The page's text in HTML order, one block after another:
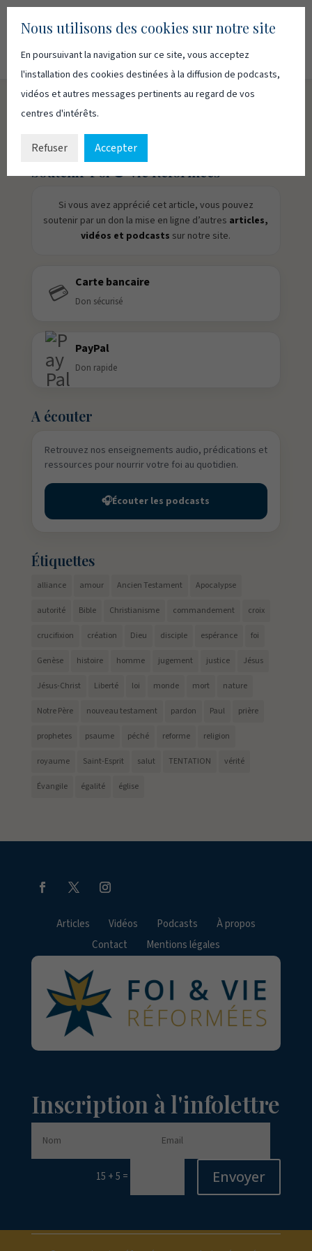
Dialogue & Antilogue
Soutenir Foi & Vie Réformées
Si vous avez apprécié cet article, vous pouvez
soutenir par un don la mise en ligne d’autres articles,
vidéos et podcasts sur notre site.
💳 Carte bancaire
Don sécurisé
PayPal
Don rapide
A écouter
Retrouvez nos enseignements audio, prédications et
ressources pour nourrir votre foi au quotidien.
🎧Écouter les podcasts
Étiquettes
alliance amour Ancien Testament Apocalypse
autorité Bible Christianisme commandement croix
crucifixion création Dieu disciple espérance foi
Genèse histoire homme jugement justice Jésus
Jésus-Christ Liberté loi monde mort nature
Notre Père nouveau testament pardon Paul prière
prophetes psaume péché reforme religion
royaume Saint-Esprit salut TENTATION vérité
Évangile égalité église
Articles Vidéos Podcasts
À propos
Contact
Mentions légales
Inscription à l'infolettre
15 + 5 = Envoyer
Nous utilisons des cookies sur notre site
En poursuivant la navigation sur ce site, vous acceptez
l'installation des cookies destinées à la diffusion de podcasts,
vidéos et autres messages pertinents au regard de vos
centres d'intérêts.
Refuser Accepter